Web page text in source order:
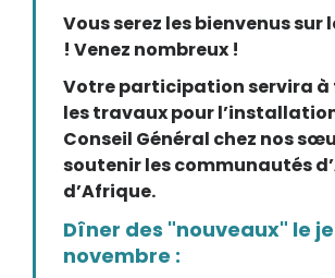
Vous serez les bienvenus sur
! Venez nombreux !
Votre participation servira à
les travaux pour
Conseil Général chez nos
soutenir les communautés
d’Afrique.
Dîner des "nouveaux" le
novembre :